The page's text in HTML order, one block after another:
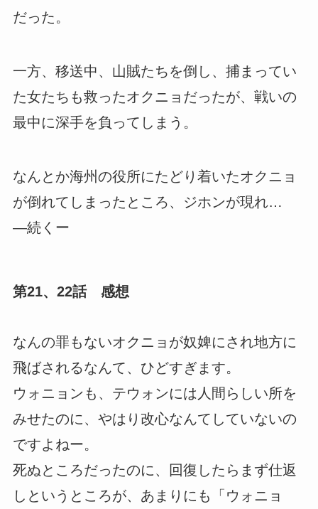
だった。
一方、移送中、山賊たちを倒し、捕まってい
た女たちも救ったオクニョだったが、戦いの
最中に深手を負ってしまう。
なんとか海州の役所にたどり着いたオクニョ
が倒れてしまったところ、ジホンが現れ…
―続くー
第21、22話 感想
なんの罪もないオクニョが奴婢にされ地方に
飛ばされるなんて、ひどすぎます。
ウォニョンも、テウォンには人間らしい所を
みせたのに、やはり改心なんてしていないの
ですよねー。
死ぬところだったのに、回復したらまず仕返
しというところが、あまりにも「ウォニョ